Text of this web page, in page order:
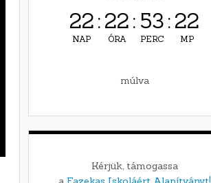
22
NAP
: 22
ÓRA
: 53
PERC
: 21
MP
múlva
Kérjük, támogassa